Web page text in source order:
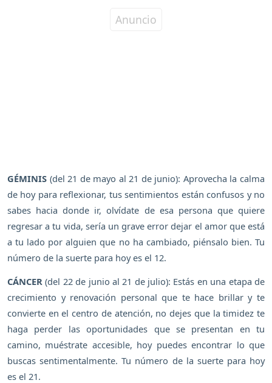
GÉMINIS (del 21 de mayo al 21 de junio): Aprovecha la calma
de hoy para reflexionar, tus sentimientos están confusos y no
sabes hacia donde ir, olvídate de esa persona que quiere
regresar a tu vida, sería un grave error dejar el amor que está
a tu lado por alguien que no ha cambiado, piénsalo bien. Tu
número de la suerte para hoy es el 12.
CÁNCER (del 22 de junio al 21 de julio): Estás en una etapa de
crecimiento y renovación personal que te hace brillar y te
convierte en el centro de atención, no dejes que la timidez te
haga perder las oportunidades que se presentan en tu
camino, muéstrate accesible, hoy puedes encontrar lo que
buscas sentimentalmente. Tu número de la suerte para hoy
es el 21.